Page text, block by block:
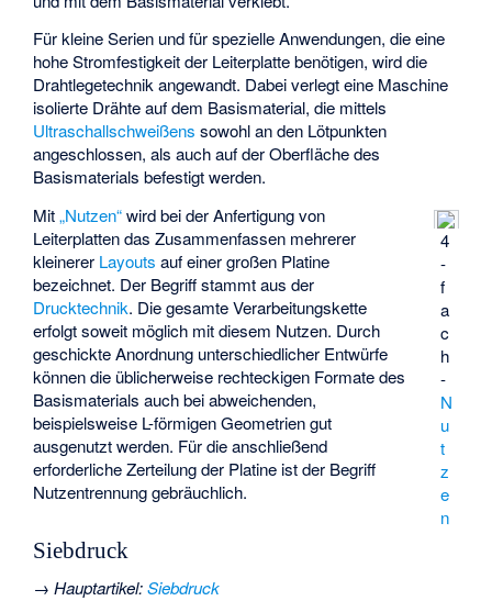
Für kleine Serien und für spezielle Anwendungen, die eine
hohe Stromfestigkeit der Leiterplatte benötigen, wird die
Drahtlegetechnik angewandt. Dabei verlegt eine Maschine
isolierte Drähte auf dem Basismaterial, die mittels
Ultraschallschweißens sowohl an den Lötpunkten
angeschlossen, als auch auf der Oberfläche des
Basismaterials befestigt werden.
4
-
f
a
c
h
-
N
u
t
z
e
n
Mit„Nutzen“wird bei der Anfertigung von
Leiterplatten das Zusammenfassen mehrerer
kleinerer Layouts auf einer großen Platine
bezeichnet. Der Begriff stammt aus der
Drucktechnik. Die gesamte Verarbeitungskette
erfolgt soweit möglich mit diesem Nutzen. Durch
geschickte Anordnung unterschiedlicher Entwürfe
können die üblicherweise rechteckigen Formate des
Basismaterials auch bei abweichenden,
beispielsweise L-förmigen Geometrien gut
ausgenutzt werden. Für die anschließend
erforderliche Zerteilung der Platine ist der Begriff
Nutzentrennunggebräuchlich.
Siebdruck
→Hauptartikel:Siebdruck